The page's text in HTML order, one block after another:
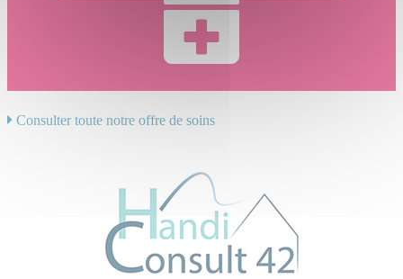
Consulter toute notre offre de soins